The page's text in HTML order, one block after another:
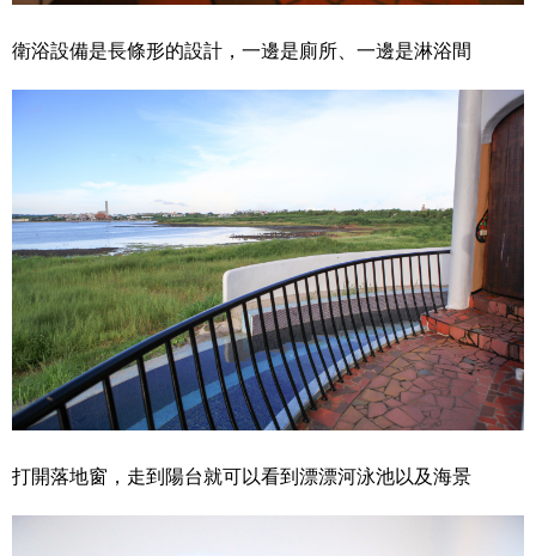
衛浴設備是長條形的設計，一邊是廁所、一邊是淋浴間
打開落地窗，走到陽台就可以看到漂漂河泳池以及海景